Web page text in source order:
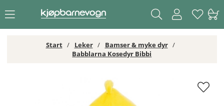
Start Leker
Bamser & myke dyr
Babblarna Kosedyr Bibbi